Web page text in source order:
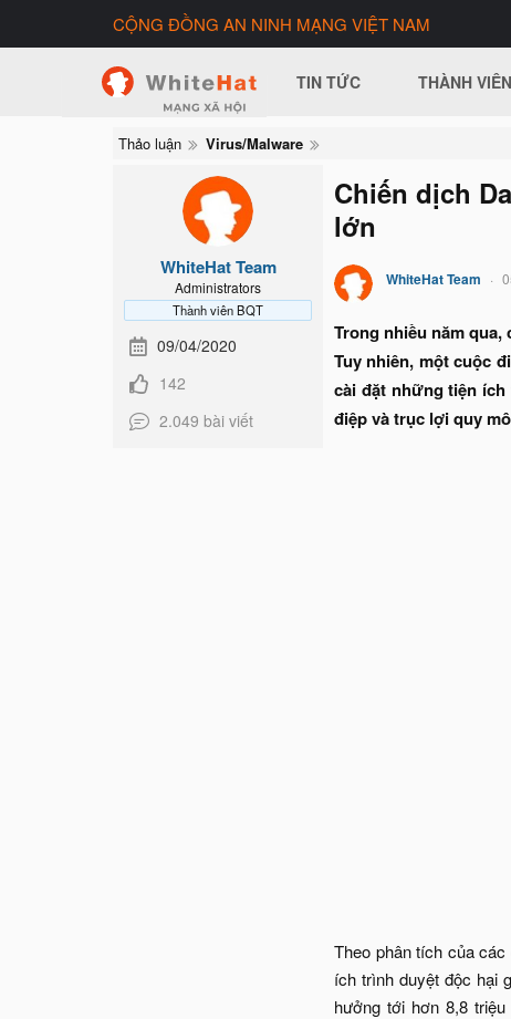
CỘNG ĐỒNG AN NINH MẠNG VIỆT NAM
TIN TỨC THÀNH VIÊN
Thảo luận Virus/Malware
WhiteHat Team
Administrators
Thành viên BQT
09/04/2020
142
2.049 bài viết
Chiến dịch
lớn
WhiteHat Team
Trong nhiều năm
Tuy nhiên, một cuộc
cài đặt những tiện
điệp và trục lợi quy
Theo phân tích của
ích trình duyệt độc hại
hưởng tới hơn 8,8